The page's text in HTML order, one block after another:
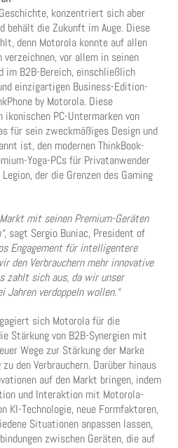
konzentriert sich aber
die Zukunft im Auge. Diese
denn Motorola konnte auf allen
vor allem in seinen
im B2B-Bereich, einschließlich
einzigartigen Business-Edition-
by Motorola. Diese
PC-Untermarken von
für sein zweckmäßiges Design und
ist, den modernen ThinkBook-
Yoga-PCs für Privatanwender
der die Grenzen des Gaming
mit seinen Premium-Geräten
, sagt Sergio Buniac, President of
Engagement für intelligentere
den Verbrauchern mehr innovative
zahlt sich aus, da wir unser
Jahren verdoppeln wollen.“
sich Motorola für die
Stärkung von B2B-Synergien mit
Wege zur Stärkung der Marke
den Verbrauchern. Darüber hinaus
auf den Markt bringen, indem
und Interaktion mit Motorola-
KI-Technologie, neue Formfaktoren,
Situationen anpassen lassen,
zwischen Geräten, die auf